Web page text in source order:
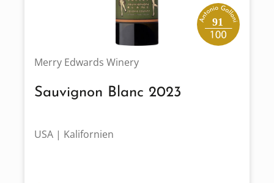
91
Merry Edwards Winery
Sauvignon Blanc 2023
USA | Kalifornien